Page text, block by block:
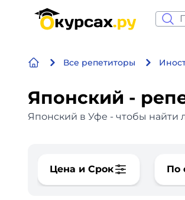
Все репетиторы
Японский -
Японский в Уфе - чтобы найти
Цена и Срок По
Бизнес и финансы
Аналитика
Видео, фото,